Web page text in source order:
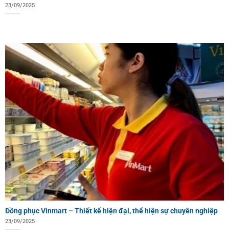
23/09/2025
Đồng phục Vinmart – Thiết kế hiện đại, thể hiện sự chuyên nghiệp
23/09/2025